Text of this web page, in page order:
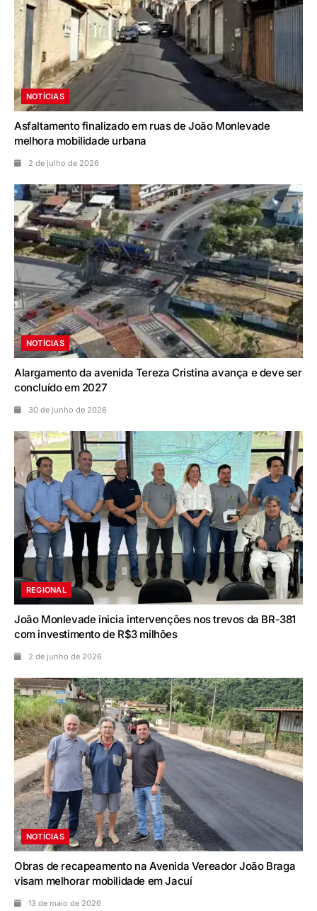
NOTÍCIAS
Asfaltamento finalizado em ruas de João Monlevade
melhora mobilidade urbana
2 de julho de 2026
NOTÍCIAS
Alargamento da avenida Tereza Cristina avança e deve ser
concluído em 2027
30 de junho de 2026
REGIONAL
João Monlevade inicia intervenções nos trevos da BR-381
com investimento de R$3 milhões
2 de junho de 2026
NOTÍCIAS
Obras de recapeamento na Avenida Vereador João Braga
visam melhorar mobilidade em Jacuí
13 de maio de 2026